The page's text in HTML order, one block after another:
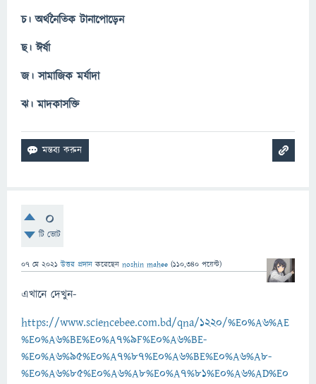
চ। অর্থনৈতিক টানাপোড়েন
ছ। ঈর্ষা
জ। সামাজিক মর্যাদা
ঝ। মাদকাসক্তি
0
টি ভোট
07 মে 2021 উত্তর প্রদান করেছেন noshin mahee (110,340 পয়েন্ট)
এখানে দেখুন-
https://www.sciencebee.com.bd/qna/1220/%E0%A6%AE
%E0%A6%BE%E0%A7%9F%E0%A6%BE-
%E0%A6%95%E0%A7%87%E0%A6%BE%E0%A6%A8-
%E0%A6%85%E0%A6%A8%E0%A7%81%E0%A6%AD%E0